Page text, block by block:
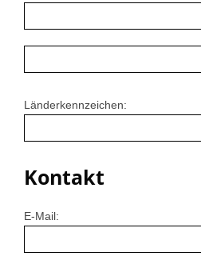
Länderkennzeichen:
Kontakt
E-Mail: